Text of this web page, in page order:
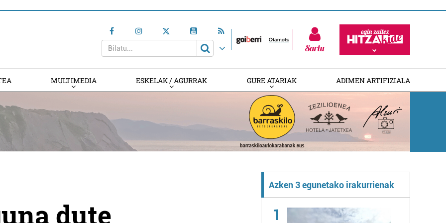
Sartu
MULTIMEDIA ESKELAK / AGURRAK GURE ATARIAK ADIMEN ARTIFIZIALA
dute
Azken 3 egunetako irakurrienak
1